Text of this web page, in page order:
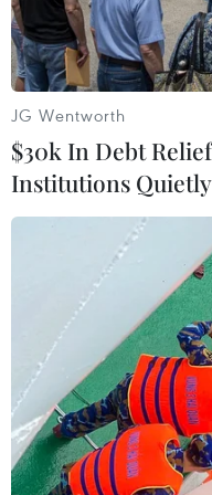
Lấy mẫu máu xét
Trong những năm
huyết học của Việt
vượt bậc, ứng
JG Wentworth
$30k In Debt
Institutions